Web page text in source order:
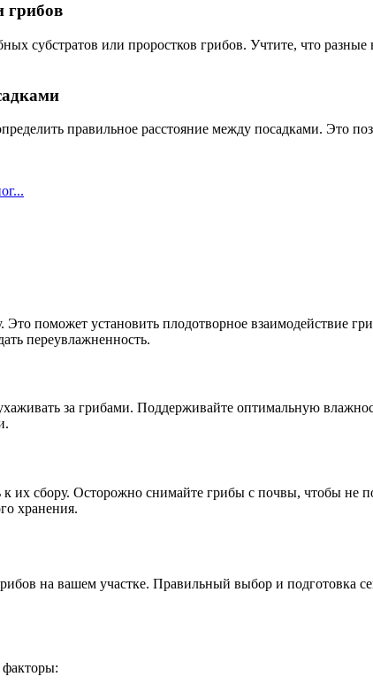
грибов
субстратов или проростков грибов. Учтите, что
правильное расстояние между посадками. Это
Это поможет установить плодотворное взаимодействие
переувлажненность.
за грибами. Поддерживайте оптимальную
к их сбору. Осторожно снимайте грибы с почвы, чтобы
хранения.
на вашем участке. Правильный выбор и